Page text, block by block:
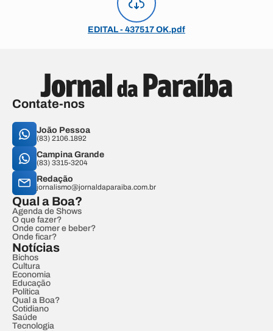
EDITAL - 437517 OK.pdf
Contate-nos
João Pessoa
(83) 2106.1892
Campina Grande
(83) 3315-3204
Redação
jornalismo@jornaldaparaiba.com.br
Qual a Boa?
Agenda de Shows
O que fazer?
Onde comer e beber?
Onde ficar?
Notícias
Bichos
Cultura
Economia
Educação
Política
Qual a Boa?
Cotidiano
Saúde
Tecnologia